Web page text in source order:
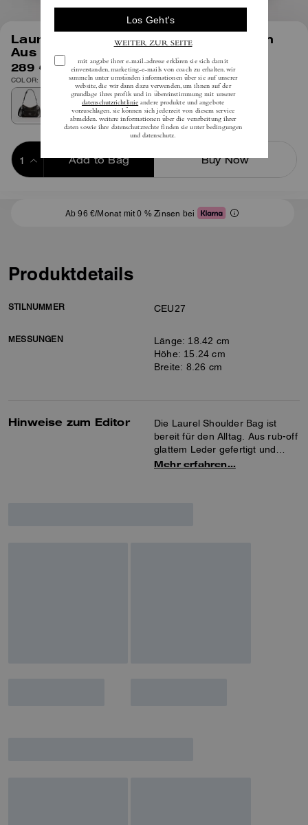
Laurel Schultertasche 22 Mit Fächern
Aus Loved Leather
289 € inkl. MwSt.
COLOR: Silber/Braun Schwarz
Add to Bag Buy Now
Ab 96 €/Monat mit 0 % Zinsen bei
Produktdetails
STILNUMMER CEU27
MESSUNGEN
Länge: 18.42 cm
Höhe: 15.24 cm
Breite: 8.26 cm
Hinweise zum Editor
Die Laurel Shoulder Bag ist
bereit für den Alltag. Aus rub-off
glattem Leder gefertigt und
speziell behandelt für einen
Mehr erfahren…